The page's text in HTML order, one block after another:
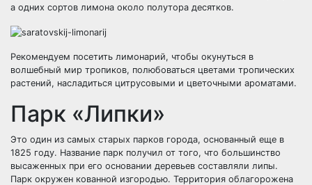
а одних сортов лимона около полутора десятков.
Рекомендуем посетить лимонарий, чтобы окунуться в
волшебный мир тропиков, полюбоваться цветами тропических
растений, насладиться цитрусовыми и цветочными ароматами.
Парк «Липки»
Это один из самых старых парков города, основанный еще в
1825 году. Название парк получил от того, что большинство
высаженных при его основании деревьев составляли липы.
Парк окружен кованной изгородью. Территория облагорожена